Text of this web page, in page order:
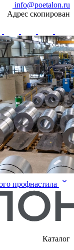
info@poetalon.ru
Адрес скопирован
профнастила
Каталог